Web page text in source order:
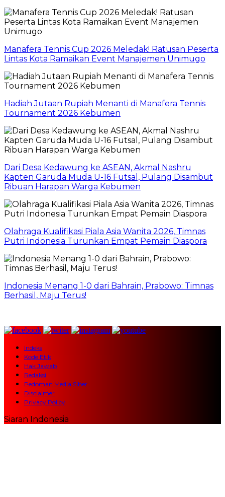
Manafera Tennis Cup 2026 Meledak! Ratusan Peserta
Lintas Kota Ramaikan Event Manajemen Unimugo
Hadiah Jutaan Rupiah Menanti di Manafera Tennis
Tournament 2026 Kebumen
Dari Desa Kedawung ke ASEAN, Akmal Nashru
Kapten Garuda Muda U-16 Futsal, Pulang Disambut
Ribuan Harapan Warga Kebumen
Olahraga Kualifikasi Piala Asia Wanita 2026, Timnas
Putri Indonesia Turunkan Empat Pemain Diaspora
Indonesia Menang 1-0 dari Bahrain, Prabowo: Timnas
Berhasil, Maju Terus!
Indeks
Kode Etik
Hak Jawab
Redaksi
Pedoman Media Siber
Disclaimer
Privacy Policy
Siaran Indonesia